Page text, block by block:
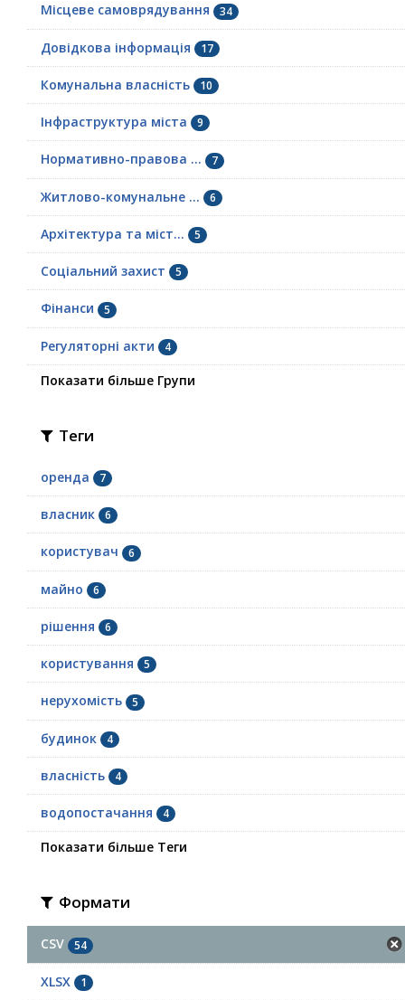
Місцеве самоврядування 34
Довідкова інформація 17
Комунальна власність 10
Інфраструктура міста 9
Нормативно-правова ... 7
Житлово-комунальне ... 6
Архітектура та міст... 5
Соціальний захист 5
Фінанси 5
Регуляторні акти 4
Показати більше Групи
Теги
оренда 7
власник 6
користувач 6
майно 6
рішення 6
користування 5
нерухомість 5
будинок 4
власність 4
водопостачання 4
Показати більше Теги
Формати
CSV 54
XLSX 1